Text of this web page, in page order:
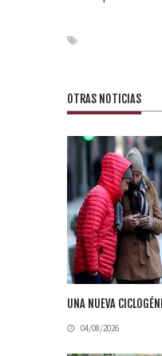
OTRAS NOTICIAS
UNA NUEVA
04/08/2026